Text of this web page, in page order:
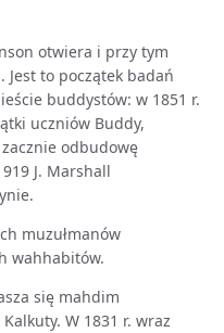
otwiera i przy tym
Jest to początek badań
buddystów: w 1851 r.
uczniów Buddy,
odbudowę
J. Marshall
muzułmanów
wahhabitów.
się mahdim
W 1831 r. wraz